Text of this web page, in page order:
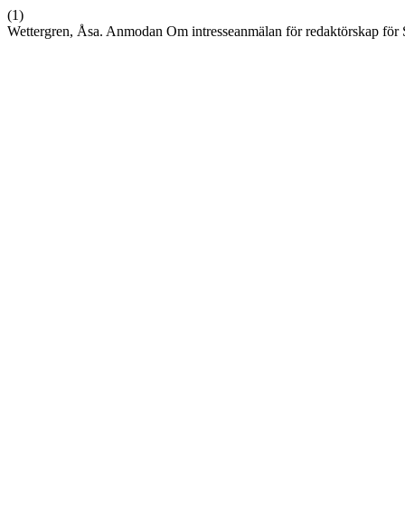
(1)
Wettergren, Åsa. Anmodan Om intresseanmälan för redaktörskap